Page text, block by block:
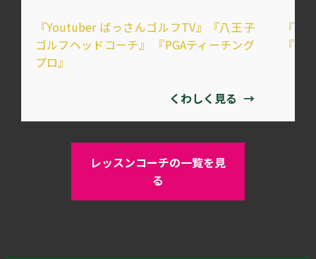
『Youtuber ばっさんゴルフTV』『八王子
ゴルフヘッドコーチ』 『PGAティーチング
プロ』
くわしく見る →
『
『
レッスンコーチの一覧を見
る